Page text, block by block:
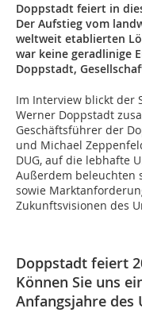
Doppstadt feiert in
Der Aufstieg vom
weltweit etablierten
war keine geradlinige
Doppstadt,
Im Interview blickt der
Werner Doppstadt
Geschäftsführer der
und Michael
DUG, auf die lebhafte
Außerdem beleuchten
sowie
Zukunftsvisionen des
Doppstadt feiert
Können Sie uns
Anfangsjahre des